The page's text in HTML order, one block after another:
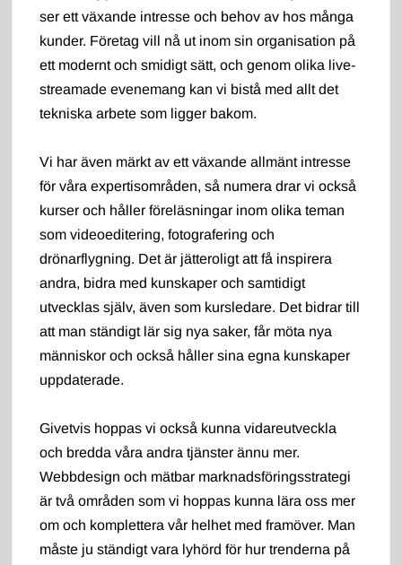
ser ett växande intresse och behov av hos många
kunder. Företag vill nå ut inom sin organisation på
ett modernt och smidigt sätt, och genom olika live-
streamade evenemang kan vi bistå med allt det
tekniska arbete som ligger bakom.
Vi har även märkt av ett växande allmänt intresse
för våra expertisområden, så numera drar vi också
kurser och håller föreläsningar inom olika teman
som videoeditering, fotografering och
drönarflygning. Det är jätteroligt att få inspirera
andra, bidra med kunskaper och samtidigt
utvecklas själv, även som kursledare. Det bidrar till
att man ständigt lär sig nya saker, får möta nya
människor och också håller sina egna kunskaper
uppdaterade.
Givetvis hoppas vi också kunna vidareutveckla
och bredda våra andra tjänster ännu mer.
Webbdesign och mätbar marknadsföringsstrategi
är två områden som vi hoppas kunna lära oss mer
om och komplettera vår helhet med framöver. Man
måste ju ständigt vara lyhörd för hur trenderna på